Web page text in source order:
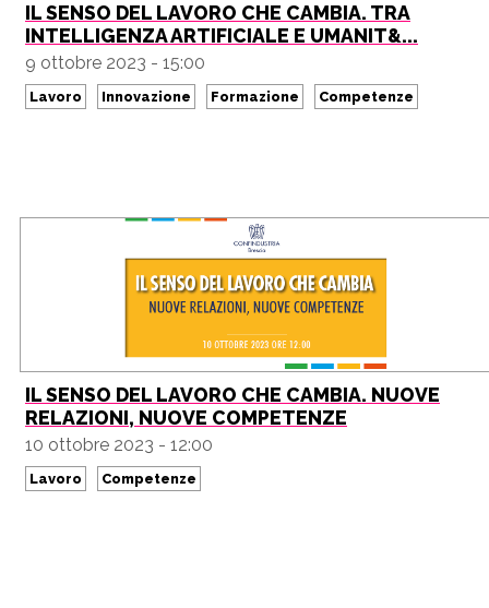
IL SENSO DEL LAVORO CHE CAMBIA. TRA
INTELLIGENZA ARTIFICIALE E UMANIT&...
9 ottobre 2023 - 15:00
Lavoro Innovazione Formazione Competenze
IL SENSO DEL LAVORO CHE CAMBIA. NUOVE
RELAZIONI, NUOVE COMPETENZE
10 ottobre 2023 - 12:00
Lavoro Competenze